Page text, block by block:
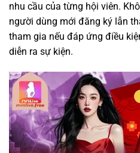
nhu cầu của từng hội viên.
người dùng mới đăng ký lẫn
tham gia nếu đáp ứng điều
diễn ra sự kiện.